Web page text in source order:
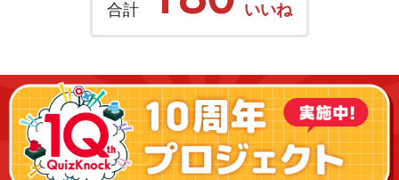
合計 いいね